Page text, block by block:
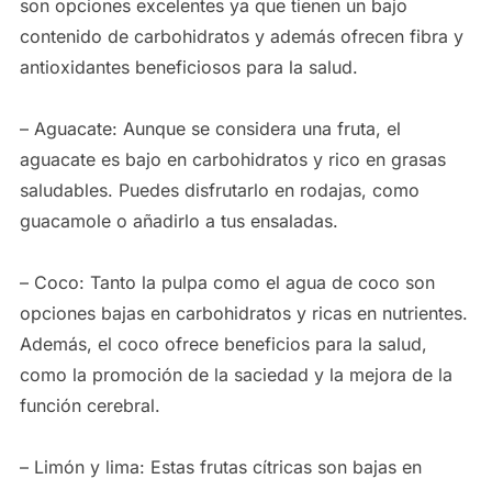
son opciones excelentes ya que tienen un bajo
contenido de carbohidratos y además ofrecen fibra y
antioxidantes beneficiosos para la salud.
– Aguacate: Aunque se considera una fruta, el
aguacate es bajo en carbohidratos y rico en grasas
saludables. Puedes disfrutarlo en rodajas, como
guacamole o añadirlo a tus ensaladas.
– Coco: Tanto la pulpa como el agua de coco son
opciones bajas en carbohidratos y ricas en nutrientes.
Además, el coco ofrece beneficios para la salud,
como la promoción de la saciedad y la mejora de la
función cerebral.
– Limón y lima: Estas frutas cítricas son bajas en